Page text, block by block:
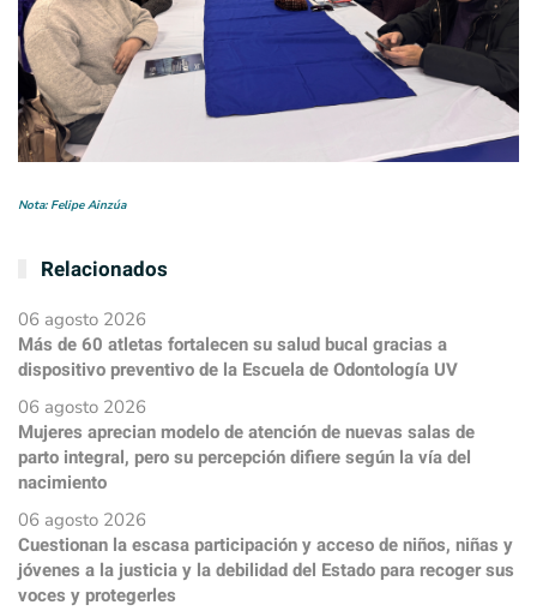
Nota: Felipe Ainzúa
Relacionados
06 agosto 2026
Más de 60 atletas fortalecen su salud bucal gracias a
dispositivo preventivo de la Escuela de Odontología UV
06 agosto 2026
Mujeres aprecian modelo de atención de nuevas salas de
parto integral, pero su percepción difiere según la vía del
nacimiento
06 agosto 2026
Cuestionan la escasa participación y acceso de niños, niñas y
jóvenes a la justicia y la debilidad del Estado para recoger sus
voces y protegerles